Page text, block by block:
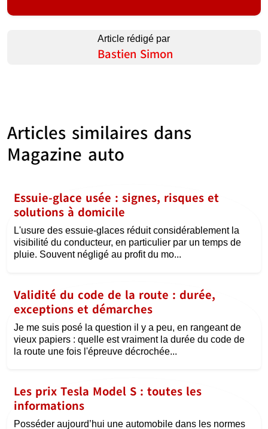
Article rédigé par
Bastien Simon
Articles similaires dans
Magazine auto
Essuie-glace usée : signes, risques et
solutions à domicile
L'usure des essuie-glaces réduit considérablement la
visibilité du conducteur, en particulier par un temps de
pluie. Souvent négligé au profit du mo...
Validité du code de la route : durée,
exceptions et démarches
Je me suis posé la question il y a peu, en rangeant de
vieux papiers : quelle est vraiment la durée du code de
la route une fois l'épreuve décrochée...
Les prix Tesla Model S : toutes les
informations
Posséder aujourd’hui une automobile dans les normes